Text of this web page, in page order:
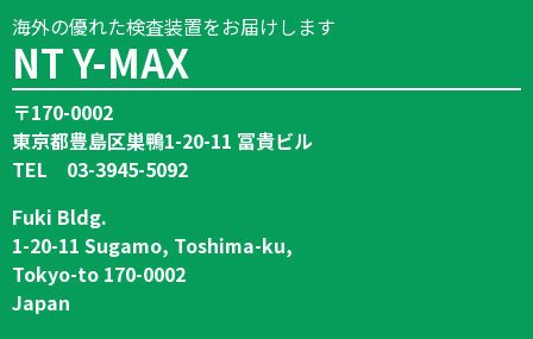
海外の優れた検査装置をお届けします
NT Y-MAX
〒170-0002
東京都豊島区巣鴨1-20-11 冨貴ビル
TEL 03-3945-5092
Fuki Bldg.
1-20-11 Sugamo, Toshima-ku,
Tokyo-to 170-0002
Japan